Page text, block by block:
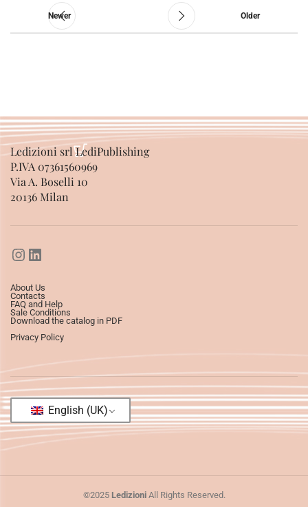
Newer Older
Ledizioni srl LediPublishing
P.IVA 07361560969
Via A. Boselli 10
20136 Milan
About Us
Contacts
FAQ and Help
Sale Conditions
Download the catalog in PDF
Privacy Policy
English (UK)
©2025 LedizioniAll Rights Reserved.